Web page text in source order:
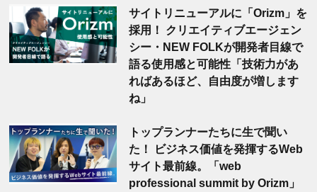
サイトリニューアルに「Orizm」を
採用！ クリエイティブエージェン
シー・NEW FOLKが開発者目線で
語る使用感と可能性「技術力があ
ればあるほど、自由度が増します
ね」
トップランナーたちに生で聞い
た！ ビジネス価値を発揮するWeb
サイト最前線。「web
professional summit by Orizm」